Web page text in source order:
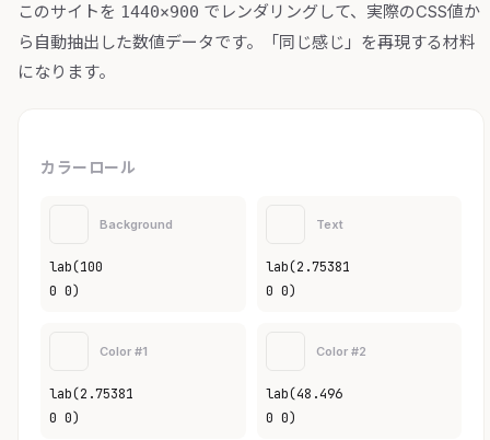
このサイトを 1440×900 でレンダリングして、実際のCSS値か
ら自動抽出した数値データです。「同じ感じ」を再現する材料
になります。
カラーロール
Background
lab(100
0 0)
Text
lab(2.75381
0 0)
Color #1
lab(2.75381
0 0)
Color #2
lab(48.496
0 0)